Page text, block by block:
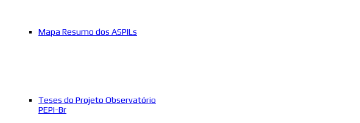
Mapa Resumo dos ASPILs
Teses do Projeto Observatório
PEPI-Br